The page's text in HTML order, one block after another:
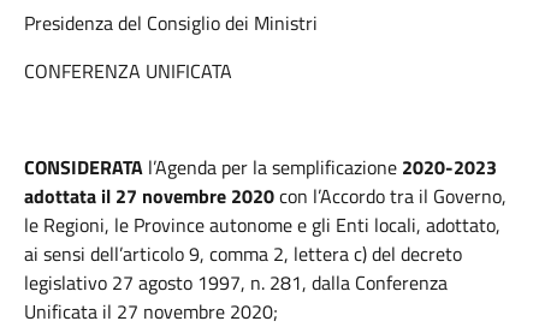
Presidenza del Consiglio dei Ministri
CONFERENZA UNIFICATA
CONSIDERATA l’Agenda per la semplificazione 2020-2023
adottata il 27 novembre 2020con l’Accordo tra il Governo,
le Regioni, le Province autonome e gli Enti locali, adottato,
ai sensi dell’articolo 9, comma 2, lettera c) del decreto
legislativo 27 agosto 1997, n. 281, dalla Conferenza
Unificata il 27 novembre 2020;